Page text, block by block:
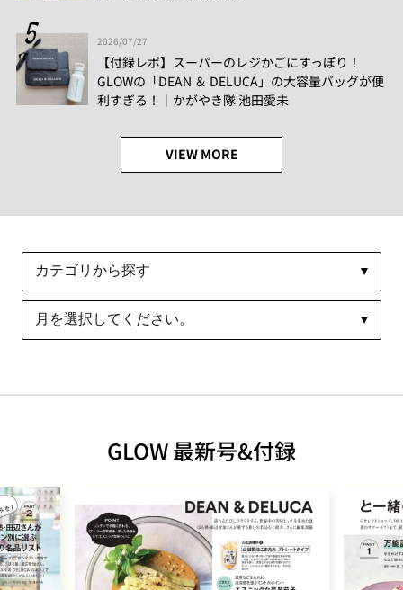
2026/07/27
【付録レポ】スーパーのレジかごにすっぽり！
GLOWの「DEAN ＆ DELUCA」の大容量バッグが便
利すぎる！│かがやき隊 池田愛未
VIEW MORE
GLOW 最新号&付録